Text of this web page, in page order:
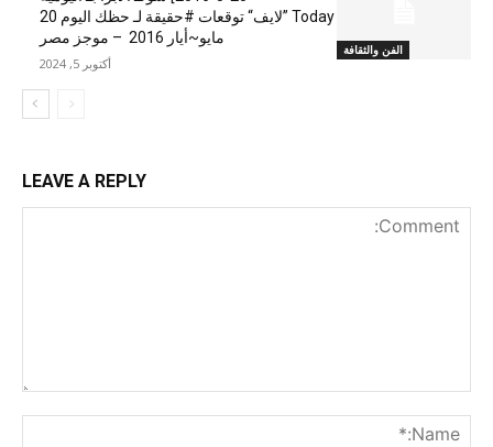
الفن والثقافة
Today ”لايف“ توقعات #حقيقة لـ حظك اليوم 20
مايو~أيار 2016 – موجز مصر
أكتوبر 5, 2024
LEAVE A REPLY